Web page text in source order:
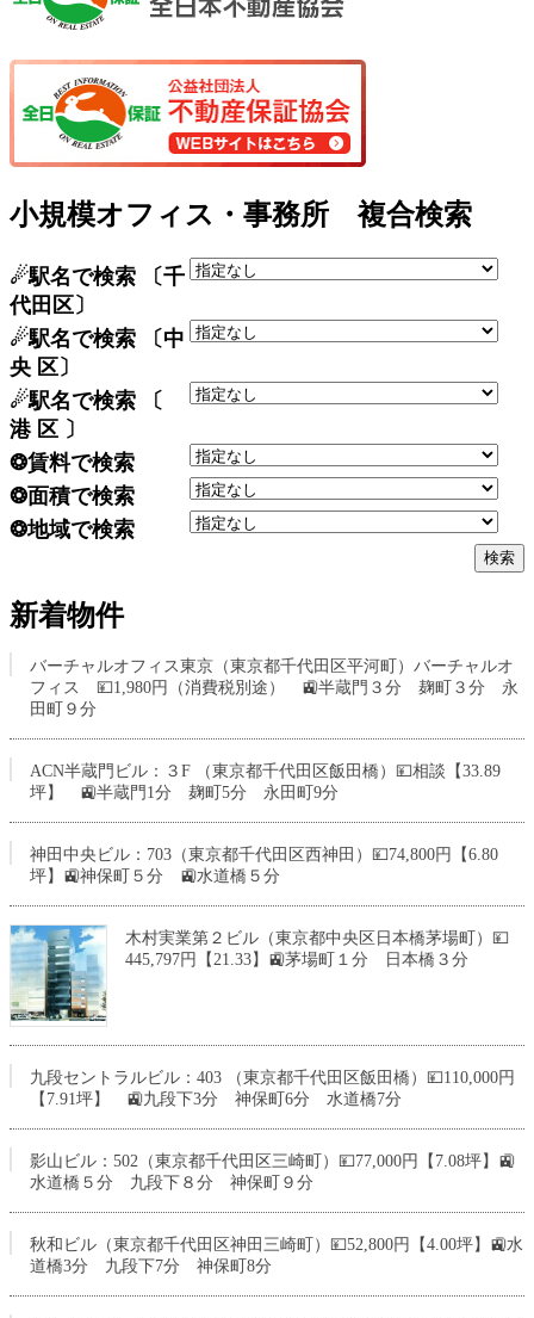
小規模オフィス・事務所 複合検索
☄駅名で検索 〔千
代田区〕
☄駅名で検索 〔中
央 区〕
☄駅名で検索 〔
港 区 〕
❂賃料で検索
❂面積で検索
❂地域で検索
新着物件
バーチャルオフィス東京（東京都千代田区平河町）バーチャルオ
フィス 💴1,980円（消費税別途） 🚉半蔵門３分 麹町３分 永
田町９分
ACN半蔵門ビル：３F （東京都千代田区飯田橋）💴相談【33.89
坪】 🚉半蔵門1分 麹町5分 永田町9分
神田中央ビル：703（東京都千代田区西神田）💴74,800円【6.80
坪】🚉神保町５分 🚉水道橋５分
木村実業第２ビル（東京都中央区日本橋茅場町）💴
445,797円【21.33】🚉茅場町１分 日本橋３分
九段セントラルビル：403 （東京都千代田区飯田橋）💴110,000円
【7.91坪】 🚉九段下3分 神保町6分 水道橋7分
影山ビル：502（東京都千代田区三崎町）💴77,000円【7.08坪】🚉
水道橋５分 九段下８分 神保町９分
秋和ビル（東京都千代田区神田三崎町）💴52,800円【4.00坪】🚉水
道橋3分 九段下7分 神保町8分